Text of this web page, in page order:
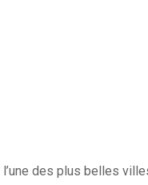
des plus belles